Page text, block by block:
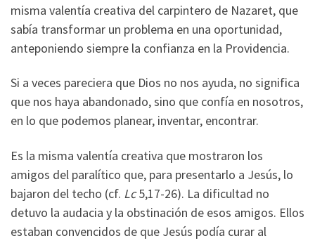
misma valentía creativa del carpintero de Nazaret, que
sabía transformar un problema en una oportunidad,
anteponiendo siempre la confianza en la Providencia.
Si a veces pareciera que Dios no nos ayuda, no significa
que nos haya abandonado, sino que confía en nosotros,
en lo que podemos planear, inventar, encontrar.
Es la misma valentía creativa que mostraron los
amigos del paralítico que, para presentarlo a Jesús, lo
bajaron del techo (cf. Lc5,17-26). La dificultad no
detuvo la audacia y la obstinación de esos amigos. Ellos
estaban convencidos de que Jesús podía curar al